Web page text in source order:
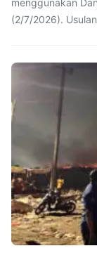
menggunakan
(2/7/2026).